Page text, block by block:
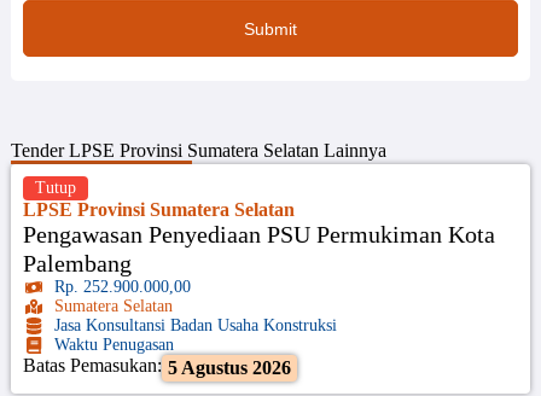
Submit
TenderLPSE Provinsi Sumatera Selatan Lainnya
LPSE Provinsi Sumatera Selatan
Pengawasan Penyediaan PSU Permukiman Kota
Palembang
Rp. 252.900.000,00
Sumatera Selatan
Jasa Konsultansi Badan Usaha Konstruksi
Waktu Penugasan
Batas Pemasukan: 5 Agustus 2026
Tutup